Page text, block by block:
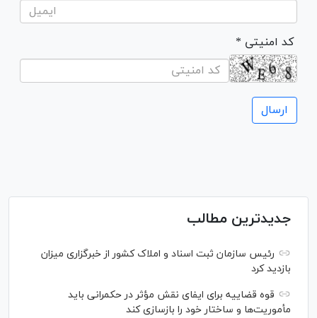
* کد امنیتی
جدیدترین مطالب
رئیس سازمان ثبت اسناد و املاک کشور از خبرگزاری میزان
بازدید کرد
قوه قضاییه برای ایفای نقش مؤثر در حکمرانی باید
مأموریت‌ها و ساختار خود را بازسازی کند